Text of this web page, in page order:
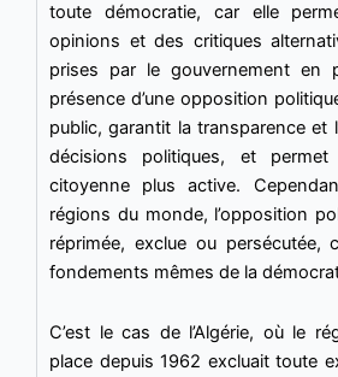
toute démocratie, car elle
opinions et des critiques
prises par le gouvernement en
présence d’une opposition
public, garantit la transparence et
décisions politiques, et permet
citoyenne plus active.
régions du monde, l’opposition
réprimée, exclue ou persécutée,
fondements mêmes de la
C’est le cas de l’Algérie, où le
place depuis 1962 excluait toute